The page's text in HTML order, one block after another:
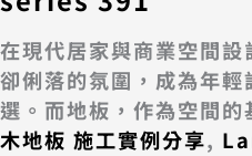
在現代居家與商業空間
卻俐落的氛圍，成為年
選。而地板，作為空間的
木地板 施工實例分享,